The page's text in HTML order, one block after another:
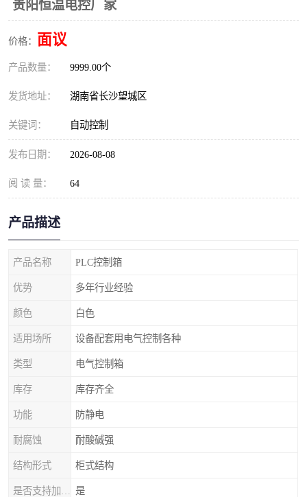
贵阳恒温电控厂家
价格： 面议
产品数量： 9999.00个
发货地址： 湖南省长沙望城区
关键词： 自动控制
发布日期： 2026-08-08
阅 读 量： 64
产品描述
产品名称 PLC控制箱
优势 多年行业经验
颜色 白色
适用场所 设备配套用电气控制各种
类型 电气控制箱
库存 库存齐全
功能 防静电
耐腐蚀 耐酸碱强
结构形式 柜式结构
是